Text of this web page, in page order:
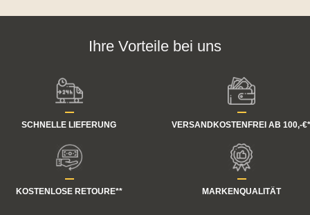
Ihre Vorteile bei uns
SCHNELLE LIEFERUNG VERSANDKOSTENFREI AB 100,-€*
KOSTENLOSE RETOURE** MARKENQUALITÄT